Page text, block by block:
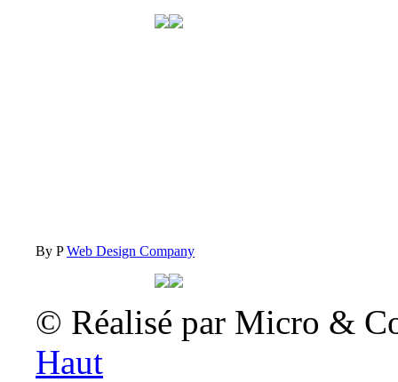
By PWeb Design Company
© Réalisé par Micro &
Haut